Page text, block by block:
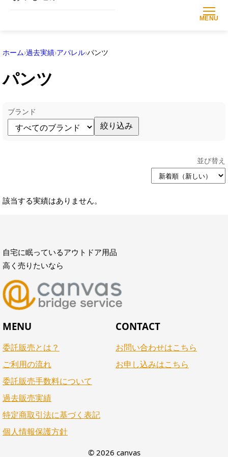
MENU
ホーム 過去実績 アパレル パンツ
パンツ
ブランド
絞り込み
並び替え
該当する実績はありません。
自宅に眠っているアウトドア用品
高く売りたいなら
MENU
委託販売とは？
ご利用の流れ
委託販売手数料について
過去販売実績
特定商取引法に基づく表記
個人情報保護方針
CONTACT
お問い合わせはこちら
お申し込みはこちら
© 2026 canvas